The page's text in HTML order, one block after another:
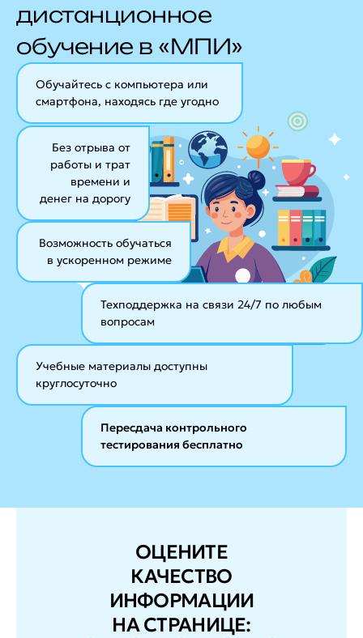
дистанционное
обучение в «МПИ»
Обучайтесь с компьютера или
смартфона, находясь где угодно
Возможность обучаться
в ускоренном режиме
Без отрыва от
работы и трат
времени и
денег на дорогу
Техподдержка на связи 24/7 по любым
вопросам
Учебные материалы доступны
круглосуточно
Пересдача контрольного
тестирования бесплатно
ОЦЕНИТЕ
КАЧЕСТВО
ИНФОРМАЦИИ
НА СТРАНИЦЕ: